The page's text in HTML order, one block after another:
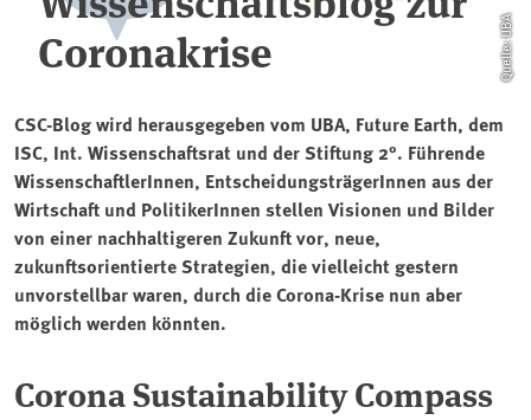
Quelle: UBA
Coronakrise
CSC-Blog wird herausgegeben vom UBA, Future Earth, dem
ISC, Int. Wissenschaftsrat und der Stiftung 2°. Führende
WissenschaftlerInnen, EntscheidungsträgerInnen aus der
Wirtschaft und PolitikerInnen stellen Visionen und Bilder
von einer nachhaltigeren Zukunft vor, neue,
zukunftsorientierte Strategien, die vielleicht gestern
unvorstellbar waren, durch die Corona-Krise nun aber
möglich werden könnten.
Corona Sustainability Compass